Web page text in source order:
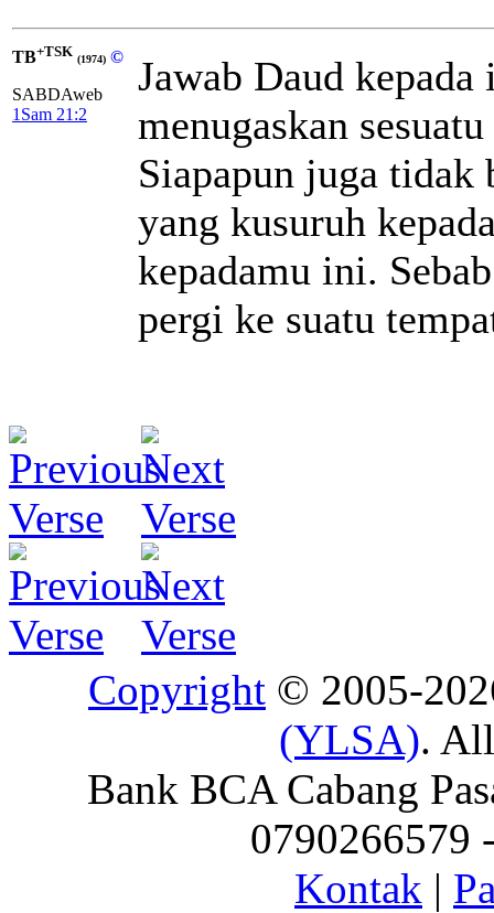
TB+TSK (1974) ©
SABDAweb
1Sam 21:2
Jawab Daud
menugaskan
Siapapun juga tidak
yang kusuruh
kepadamu ini.
pergi ke suatu
Copyright © 2005-
(YLSA).
Bank BCA Cabang
0790266579
Kontak |